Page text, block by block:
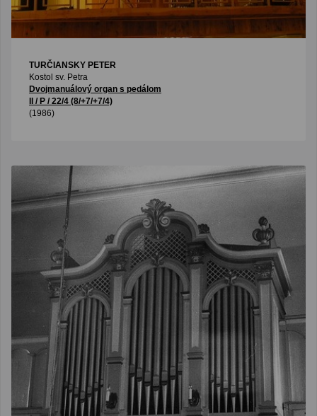
TURČIANSKY PETER
Kostol sv. Petra
Dvojmanuálový organ s pedálom
II / P / 22/4 (8/+7/+7/4)
(1986)